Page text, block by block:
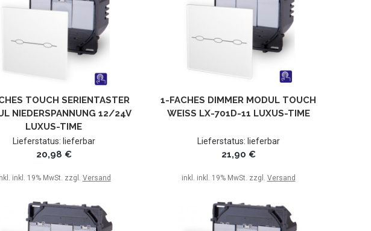
TOUCH SERIENTASTER
NIEDERSPANNUNG 12/24V
LUXUS-TIME
Lieferstatus: lieferbar
20,98 €
inkl. 19% MwSt. zzgl. Versand
1-FACHES DIMMER MODUL TOUCH
WEISS LX-701D-11 LUXUS-TIME
Lieferstatus: lieferbar
21,90 €
inkl. inkl. 19% MwSt. zzgl. Versand